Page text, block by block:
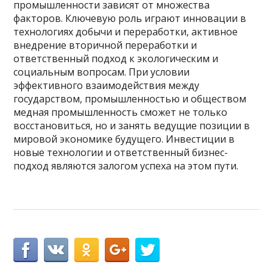
промышленности зависят от множества
факторов. Ключевую роль играют инновации в
технологиях добычи и переработки, активное
внедрение вторичной переработки и
ответственный подход к экологическим и
социальным вопросам. При условии
эффективного взаимодействия между
государством, промышленностью и обществом
медная промышленность сможет не только
восстановиться, но и занять ведущие позиции в
мировой экономике будущего. Инвестиции в
новые технологии и ответственный бизнес-
подход являются залогом успеха на этом пути.